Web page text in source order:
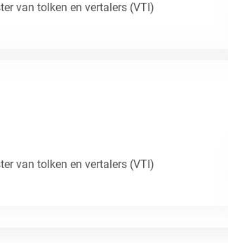
van tolken en vertalers (VTI)
van tolken en vertalers (VTI)